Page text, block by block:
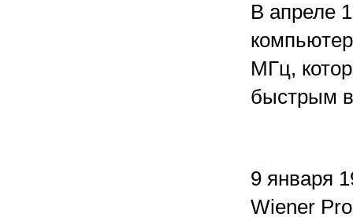
В апреле
МГц,
быстрым
9 января
Wiener